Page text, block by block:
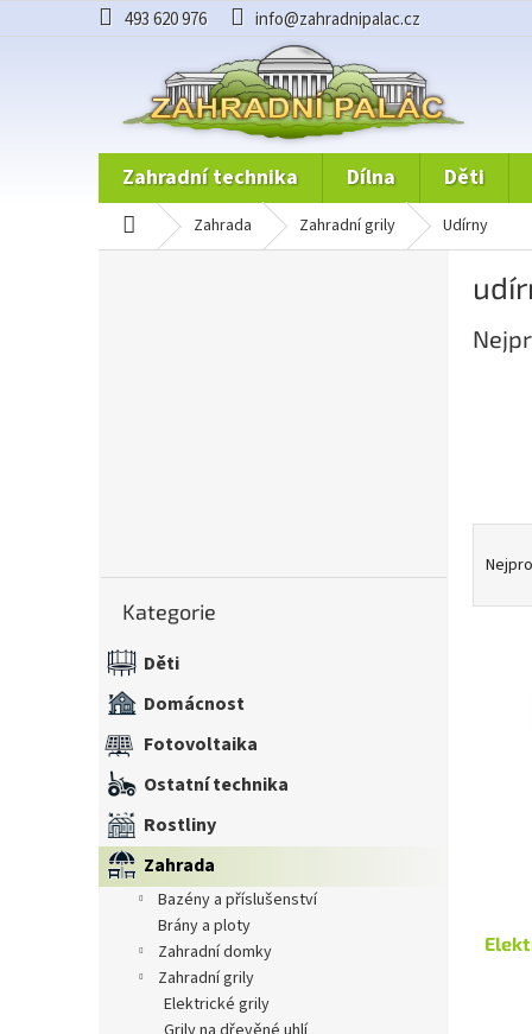
na
493 620 976 info@zahradnipalac.cz
zahradní technika dílna děti
domů zahrada zahradní grily udírny
e
kategorie
Kategorie
Děti
Domácnost
Fotovoltaika
Ostatní technika
Rostliny
Zahrada
bazény a příslušenství
brány a ploty
zahradní domky
zahradní grily
elektrické grily
e